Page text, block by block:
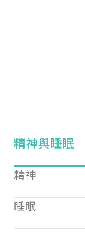
精神與睡眠
精神
睡眠